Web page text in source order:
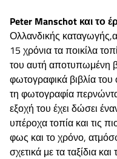
Peter Manschot και το
Ολλανδικής
15 χρόνια τα ποικίλα
του αυτή αποτυπωμένη
φωτογραφικά βιβλία του
τη φωτογραφία
εξοχή του έχει δώσει
υπέροχα τοπία και τις
φως και το χρόνο,
σχετικά με τα ταξίδια